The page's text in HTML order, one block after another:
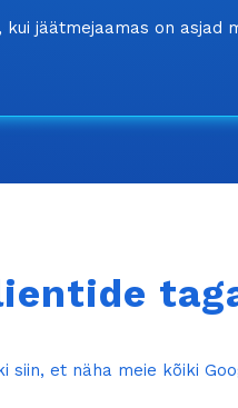
kui jäätmejaamas on asjad
siin, et näha meie kõiki